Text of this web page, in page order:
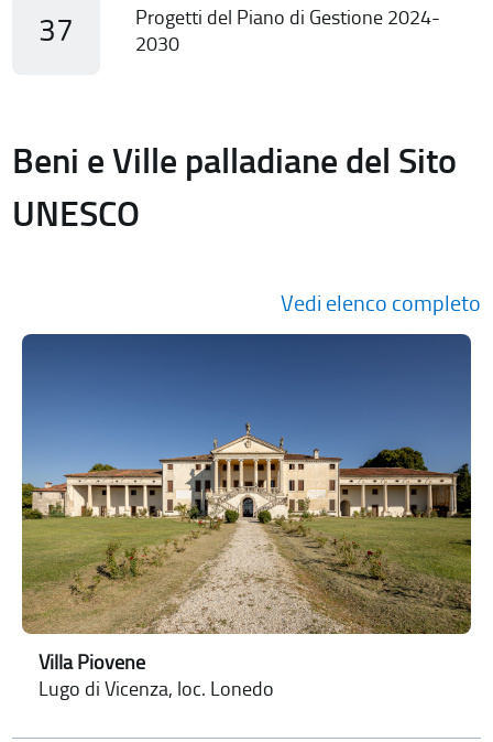
37
Progetti del Piano di Gestione 2024-
2030
Beni e Ville palladiane del Sito
UNESCO
Vedi elenco completo
Villa Piovene
Lugo di Vicenza, loc. Lonedo